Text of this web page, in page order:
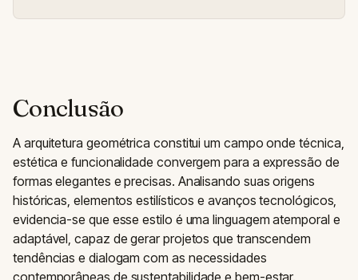
Conclusão
A arquitetura geométrica constitui um campo onde técnica,
estética e funcionalidade convergem para a expressão de
formas elegantes e precisas. Analisando suas origens
históricas, elementos estilísticos e avanços tecnológicos,
evidencia-se que esse estilo é uma linguagem atemporal e
adaptável, capaz de gerar projetos que transcendem
tendências e dialogam com as necessidades
contemporâneas de sustentabilidade e bem-estar.